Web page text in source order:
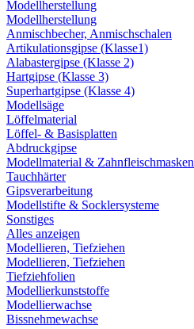
Modellherstellung
Modellherstellung
Anmischbecher, Anmischschalen
Artikulationsgipse (Klasse1)
Alabastergipse (Klasse 2)
Hartgipse (Klasse 3)
Superhartgipse (Klasse 4)
Modellsäge
Löffelmaterial
Löffel- & Basisplatten
Abdruckgipse
Modellmaterial & Zahnfleischmasken
Tauchhärter
Gipsverarbeitung
Modellstifte & Socklersysteme
Sonstiges
Alles anzeigen
Modellieren, Tiefziehen
Modellieren, Tiefziehen
Tiefziehfolien
Modellierkunststoffe
Modellierwachse
Bissnehmewachse